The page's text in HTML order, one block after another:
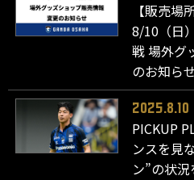
【販売場
8/10（日
戦 場外グ
のお知ら
2025.8.10
PICKUP
ンスを見
ン”の状況